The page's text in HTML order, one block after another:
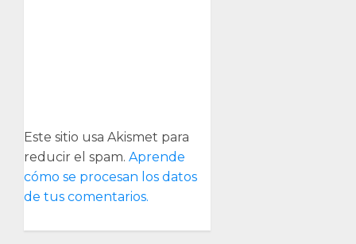
Este sitio usa Akismet para
reducir el spam. Aprende
cómo se procesan los datos
de tus comentarios.